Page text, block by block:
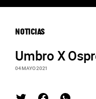
NOTICIAS
Umbro X
04 MAYO 2021